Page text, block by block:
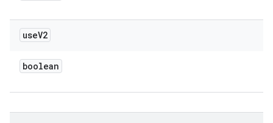
useV2
boolean